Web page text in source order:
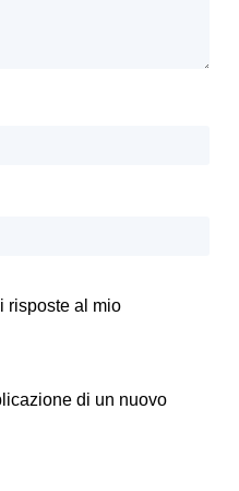
risposte al mio
di un nuovo